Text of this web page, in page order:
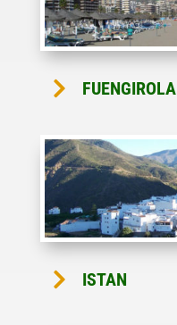
 FUENGIROLA
 ISTAN